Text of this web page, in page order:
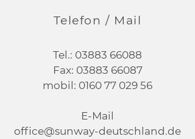
Telefon / Mail
Tel.: 03883 66088
Fax: 03883 66087
mobil: 0160 77 029 56
E-Mail
office@sunway-deutschland.de